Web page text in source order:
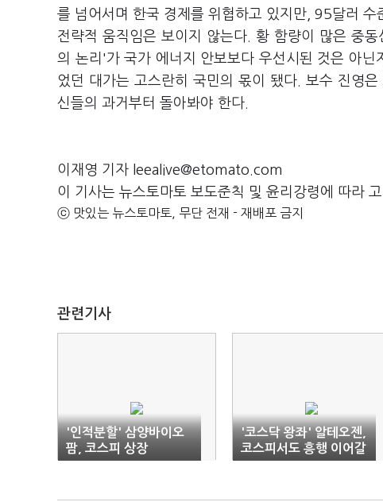
를 넘어서며 한국 경제를 위협하고 있지만, 95달러
전략적 움직임은 보이지 않는다. 황 함량이 많은 중
의 논리'가 국가 에너지 안보보다 우선시된 것은 아닌
었던 대가는 고스란히 국민의 몫이 됐다. 보수 진영
신들의 과거부터 돌아봐야 한다.
이재영 기자 leealive@etomato.com
이 기사는 뉴스토마토 보도준칙 및 윤리강령에 따라
ⓒ 맛있는 뉴스토마토, 무단 전재 - 재배포 금지
관련기사
'인적분할' 삼양바이오
팜, 코스피 상장
'코스닥 왕좌' 알테오젠,
코스피서도 흥행 이어갈
까